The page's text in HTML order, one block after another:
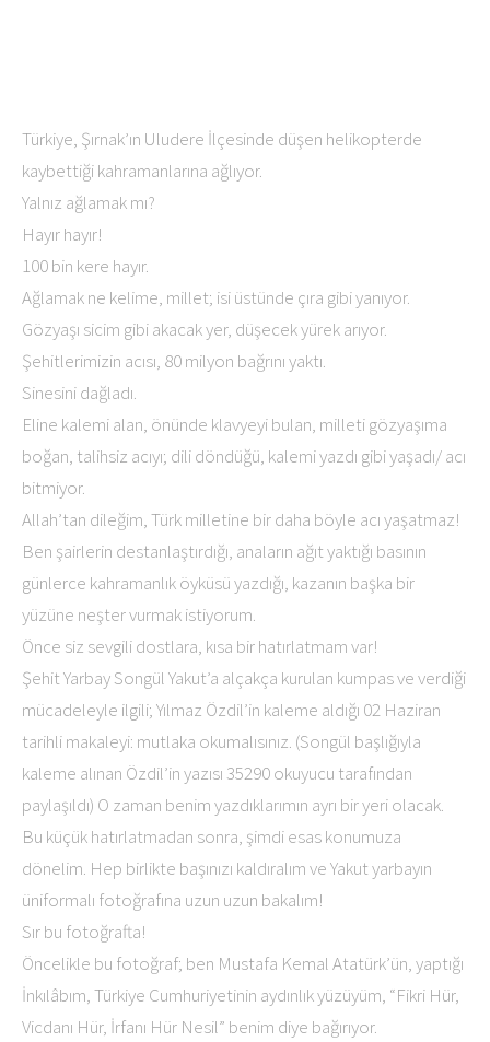
Türkiye, Şırnak’ın Uludere İlçesinde düşen helikopterde
kaybettiği kahramanlarına ağlıyor.
Yalnız ağlamak mı?
Hayır hayır!
100 bin kere hayır.
Ağlamak ne kelime, millet; isi üstünde çıra gibi yanıyor.
Gözyaşı sicim gibi akacak yer, düşecek yürek arıyor.
Şehitlerimizin acısı, 80 milyon bağrını yaktı.
Sinesini dağladı.
Eline kalemi alan, önünde klavyeyi bulan, milleti gözyaşıma
boğan, talihsiz acıyı; dili döndüğü, kalemi yazdı gibi yaşadı/ acı
bitmiyor.
Allah’tan dileğim, Türk milletine bir daha böyle acı yaşatmaz!
Ben şairlerin destanlaştırdığı, anaların ağıt yaktığı basının
günlerce kahramanlık öyküsü yazdığı, kazanın başka bir
yüzüne neşter vurmak istiyorum.
Önce siz sevgili dostlara, kısa bir hatırlatmam var!
Şehit Yarbay Songül Yakut’a alçakça kurulan kumpas ve verdiği
mücadeleyle ilgili; Yılmaz Özdil’in kaleme aldığı 02 Haziran
tarihli makaleyi: mutlaka okumalısınız. (Songül başlığıyla
kaleme alınan Özdil’in yazısı 35290 okuyucu tarafından
paylaşıldı) O zaman benim yazdıklarımın ayrı bir yeri olacak.
Bu küçük hatırlatmadan sonra, şimdi esas konumuza
dönelim. Hep birlikte başınızı kaldıralım ve Yakut yarbayın
üniformalı fotoğrafına uzun uzun bakalım!
Sır bu fotoğrafta!
Öncelikle bu fotoğraf; ben Mustafa Kemal Atatürk’ün, yaptığı
İnkılâbım, Türkiye Cumhuriyetinin aydınlık yüzüyüm, “Fikri Hür,
Vicdanı Hür, İrfanı Hür Nesil” benim diye bağırıyor.